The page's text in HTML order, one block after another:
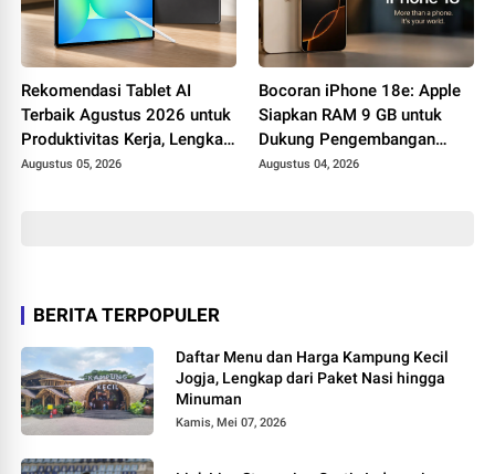
Rekomendasi Tablet AI
Terbaik Agustus 2026 untuk
Produktivitas Kerja, Lengkap
dengan Fitur Unggulannya
Augustus 05, 2026
Bocoran iPhone 18e: Apple
Siapkan RAM 9 GB untuk
Dukung Pengembangan
Apple Intelligence
Augustus 04, 2026
BERITA TERPOPULER
Daftar Menu dan Harga Kampung Kecil
Jogja, Lengkap dari Paket Nasi hingga
Minuman
Kamis, Mei 07, 2026